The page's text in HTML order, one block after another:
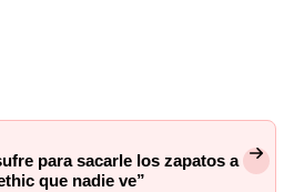
para sacarle los zapatos a
que nadie ve”